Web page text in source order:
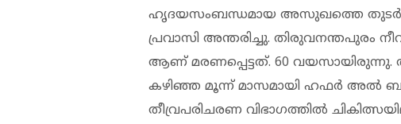
ഹൃദയസംബന്ധമായ അസുഖത്തെ തുടർന്ന്
പ്രവാസി അന്തരിച്ചു. തിരുവനന്തപുരം
ആണ് മരണപ്പെട്ടത്. 60
കഴിഞ്ഞ മൂന്ന് മാസമായി ഹഫർ അൽ
തീവ്രപരിചരണ വിഭാഗത്തിൽ